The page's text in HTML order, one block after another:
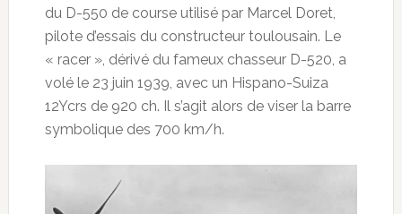
du D-550 de course utilisé par Marcel Doret,
pilote d’essais du constructeur toulousain. Le
« racer », dérivé du fameux chasseur D-520, a
volé le 23 juin 1939, avec un Hispano-Suiza
12Ycrs de 920 ch. Il s’agit alors de viser la barre
symbolique des 700 km/h.